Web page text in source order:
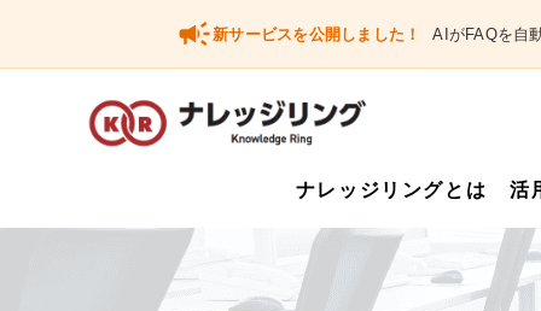
campaign新サービスを公開しました！ AIがFAQを自
ナレッジリングとは 活